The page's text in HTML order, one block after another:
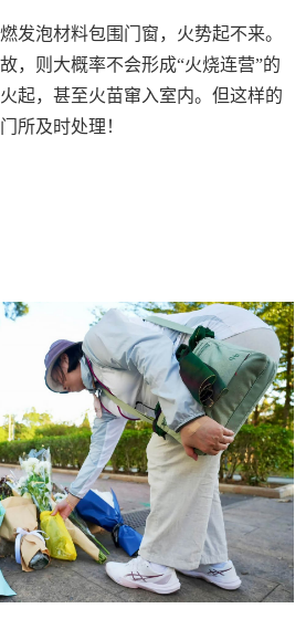
发泡材料包围门窗，火势起不来。
，则大概率不会形成“火烧连营”的
起，甚至火苗窜入室内。但这样的
所及时处理！